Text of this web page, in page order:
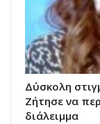
Δύσκολη
Ζήτησε να
διάλειμμα